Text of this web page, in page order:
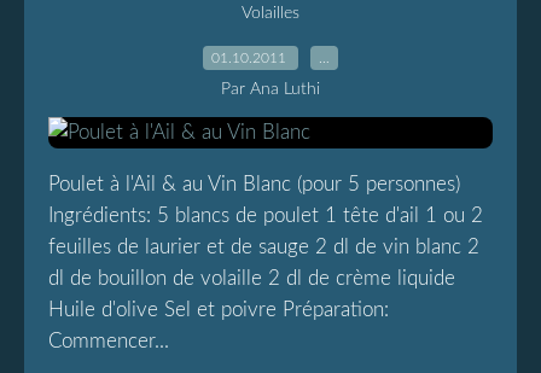
Volailles
01.10.2011
Par Ana Luthi
Poulet à l'Ail & au Vin Blanc (pour 5 personnes)
Ingrédients: 5 blancs de poulet 1 tête d'ail 1 ou 2
feuilles de laurier et de sauge 2 dl de vin blanc 2
dl de bouillon de volaille 2 dl de crème liquide
Huile d'olive Sel et poivre Préparation:
Commencer...